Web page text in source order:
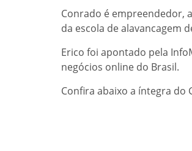
Conrado é empreendedor,
da escola de alavancagem
Erico foi apontado pela
negócios online do Brasil.
Confira abaixo a íntegra do